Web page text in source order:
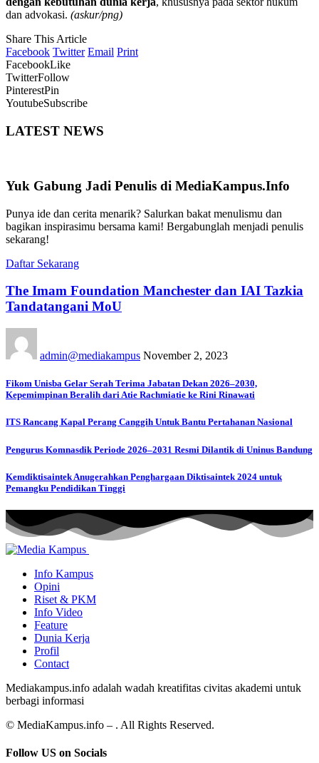
dan advokasi. (askur/png)
Share This Article
Facebook Twitter Email Print
FacebookLike
TwitterFollow
PinterestPin
YoutubeSubscribe
LATEST NEWS
Yuk Gabung Jadi Penulis di MediaKampus.Info
Punya ide dan cerita menarik? Salurkan bakat menulismu dan
bagikan inspirasimu bersama kami! Bergabunglah menjadi penulis
sekarang!
Daftar Sekarang
The Imam Foundation Manchester dan IAI Tazkia
Tandatangani MoU
admin@mediakampus November 2, 2023
Fikom Unisba Gelar Serah Terima Jabatan Dekan 2026–2030,
Kepemimpinan Beralih dari Atie Rachmiatie ke Rini Rinawati
ITS Rancang Kapal Perang Canggih Untuk Bantu Pertahanan Nasional
Pengurus Komnasdik Periode 2026–2031 Resmi Dilantik di Uninus Bandung
Kemdiktisaintek Anugerahkan Penghargaan Diktisaintek 2024 untuk
Pemangku Pendidikan Tinggi
Info Kampus
Opini
Riset & PKM
Info Video
Feature
Dunia Kerja
Profil
Contact
Mediakampus.info adalah wadah kreatifitas civitas akademi untuk
berbagi informasi
© MediaKampus.info – . All Rights Reserved.
Follow US on Socials